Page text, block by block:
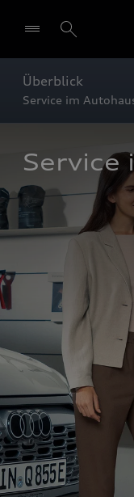
Überblick
Service im
Service